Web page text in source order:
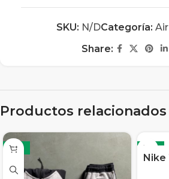
SKU: N/DCategoría:
Share:
Productos relacionados
-13% -13%
Nike